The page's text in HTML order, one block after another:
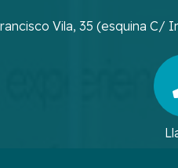
Vila, 35 (esquina C/